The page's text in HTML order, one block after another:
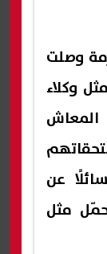
وصلت
وكلاء
المعاش
عن
مثل